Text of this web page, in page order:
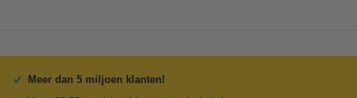
Meer dan 5 miljoen klanten!